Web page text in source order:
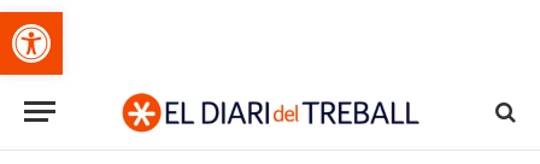
Obre la barra d'eines